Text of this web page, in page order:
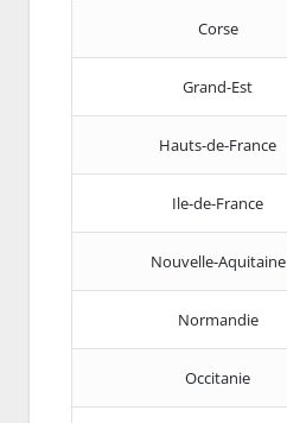
Corse
Grand-Est
Hauts-de-France
Ile-de-France
Nouvelle-Aquitaine
Normandie
Occitanie